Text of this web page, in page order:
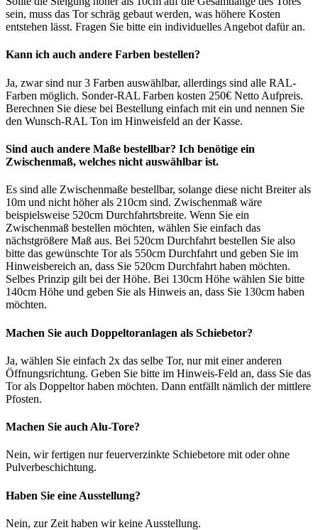
sein, muss das Tor schräg gebaut werden, was höhere Kosten
entstehen lässt. Fragen Sie bitte ein individuelles Angebot dafür an.
Kann ich auch andere Farben bestellen?
Ja, zwar sind nur 3 Farben auswählbar, allerdings sind alle RAL-
Farben möglich. Sonder-RAL Farben kosten 250€ Netto Aufpreis.
Berechnen Sie diese bei Bestellung einfach mit ein und nennen Sie
den Wunsch-RAL Ton im Hinweisfeld an der Kasse.
Sind auch andere Maße bestellbar? Ich benötige ein
Zwischenmaß, welches nicht auswählbar ist.
Es sind alle Zwischenmaße bestellbar, solange diese nicht Breiter als
10m und nicht höher als 210cm sind. Zwischenmaß wäre
beispielsweise 520cm Durchfahrtsbreite. Wenn Sie ein
Zwischenmaß bestellen möchten, wählen Sie einfach das
nächstgrößere Maß aus. Bei 520cm Durchfahrt bestellen Sie also
bitte das gewünschte Tor als 550cm Durchfahrt und geben Sie im
Hinweisbereich an, dass Sie 520cm Durchfahrt haben möchten.
Selbes Prinzip gilt bei der Höhe. Bei 130cm Höhe wählen Sie bitte
140cm Höhe und geben Sie als Hinweis an, dass Sie 130cm haben
möchten.
Machen Sie auch Doppeltoranlagen als Schiebetor?
Ja, wählen Sie einfach 2x das selbe Tor, nur mit einer anderen
Öffnungsrichtung. Geben Sie bitte im Hinweis-Feld an, dass Sie das
Tor als Doppeltor haben möchten. Dann entfällt nämlich der mittlere
Pfosten.
Machen Sie auch Alu-Tore?
Nein, wir fertigen nur feuerverzinkte Schiebetore mit oder ohne
Pulverbeschichtung.
Haben Sie eine Ausstellung?
Nein, zur Zeit haben wir keine Ausstellung.